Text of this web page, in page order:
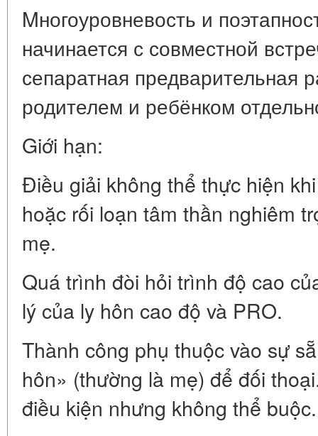
Mногоуровневость и
начинается с совместной
сепаратная предварительная
родителем и ребёнком
Giới hạn:
Điều giải không thể thực hiện
hoặc rối loạn tâm thần nghiêm
mẹ.
Quá trình đòi hỏi trình độ cao
lý của ly hôn cao độ và PRO.
Thành công phụ thuộc vào sự
hôn» (thường là mẹ) để đối
điều kiện nhưng không thể buộc.